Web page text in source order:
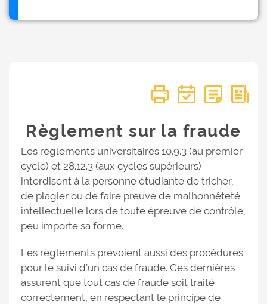
Règlement sur la fraude
Les règlements universitaires 10.9.3 (au premier
cycle) et 28.12.3 (aux cycles supérieurs)
interdisent à la personne étudiante de tricher,
de plagier ou de faire preuve de malhonnêteté
intellectuelle lors de toute épreuve de contrôle,
peu importe sa forme.
Les règlements prévoient aussi des procédures
pour le suivi d’un cas de fraude. Ces dernières
assurent que tout cas de fraude soit traité
correctement, en respectant le principe de